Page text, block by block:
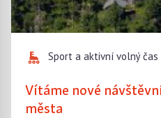
Sport a aktivní volný čas
Vítáme nové
města